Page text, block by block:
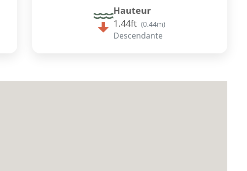
Hauteur
1.44ft (0.44m)
Descendante